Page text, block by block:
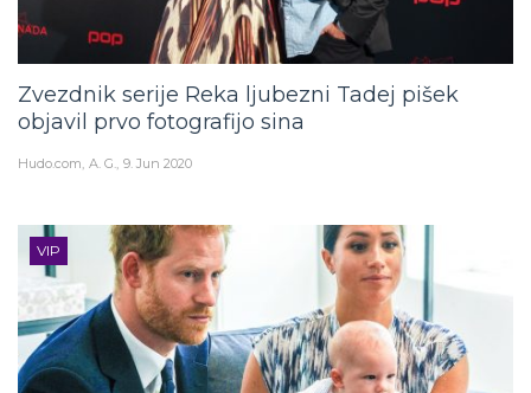
Zvezdnik serije Reka ljubezni Tadej pišek
objavil prvo fotografijo sina
Hudo.com A. G. 9. Jun 2020
VIP